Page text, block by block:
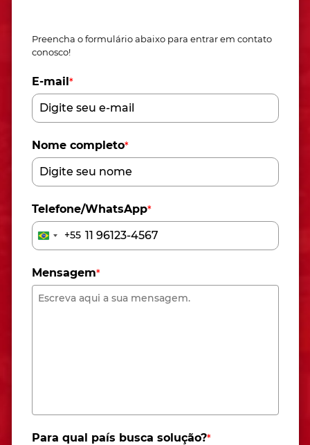
Preencha o formulário abaixo para entrar em contato
conosco!
E-mail*
Nome completo*
Telefone/WhatsApp*
Brazil
+55
+55
Mensagem*
Para qual país busca solução?*